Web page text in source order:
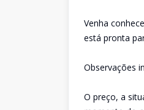
Venha
está pronta
Observações
O preço, a